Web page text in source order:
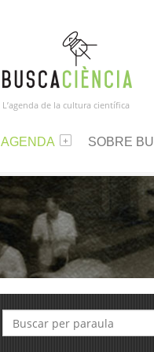
L’agenda de la cultura científica
AGENDA SOBRE